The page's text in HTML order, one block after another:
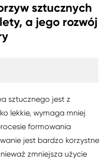
sztucznych
a jego rozwój
sztucznego jest z
lekkie, wymaga mniej
formowania
jest bardzo korzystne
zmniejsza użycie